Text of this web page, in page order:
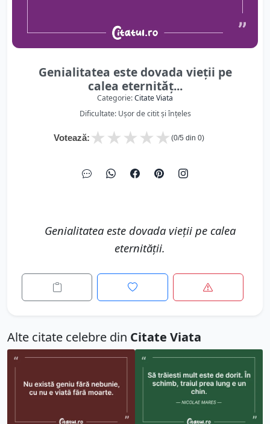
Genialitatea este dovada vieții pe
calea eternităț...
Categorie:Citate Viata
Dificultate: Ușor de citit și înțeles
Votează: ★
★
★
★
★ (0/5 din 0)
Genialitatea este dovada vieții pe calea
eternității.
Alte citate celebre din Citate Viata